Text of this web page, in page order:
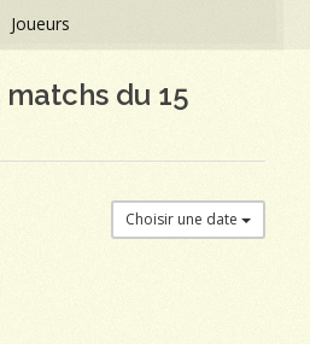
Joueurs
du 15
Choisir une date